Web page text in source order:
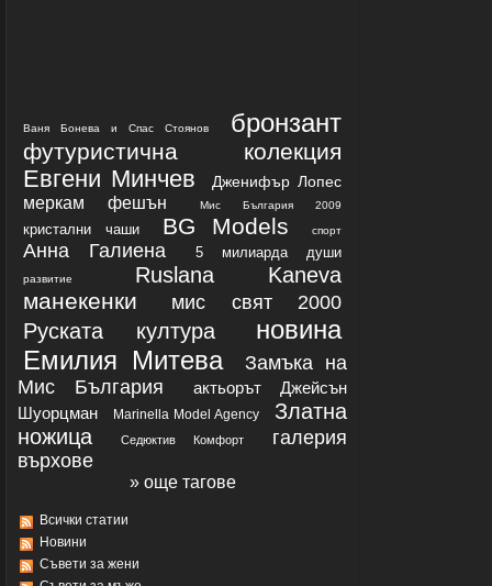
Ваня Бонева и Спас Стоянов бронзант
футуристична колекция
Евгени Минчев Дженифър Лопес
меркам фешън Мис България 2009
кристални чаши BG Models спорт
Анна Галиена 5 милиарда души
развитие Ruslana Kaneva
манекенки мис свят 2000
Руската култура
новина
Емилия Митева
Замъка на
Мис България
актьорът Джейсън
Шуорцман
Marinеlla Model Agency
Златна
ножица
Седюктив Комфорт
галерия
върхове
» още тагове
Всички статии
Новини
Съвети за жени